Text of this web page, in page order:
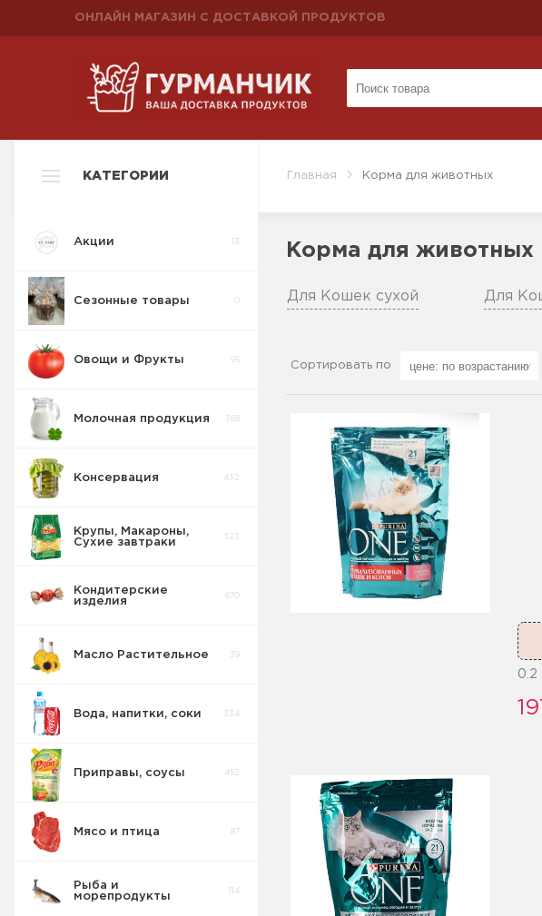
ОНЛАЙН МАГАЗИН С ДОСТАВКОЙ ПРОДУКТОВ
Главная Корма для животных
КАТЕГОРИИ
Акции 13
Сезонные товары
Овощи и Фрукты 95
Молочная продукция 368
Консервация 432
Крупы, Макароны,
Сухие завтраки
523
Кондитерские
изделия
670
Масло Растительное 39
Вода, напитки, соки 334
Приправы, соусы 452
Мясо и птица 87
Рыба и
морепродукты
114
Корма для животных
Для Кошек сухой Для
Сортировать по
0.2